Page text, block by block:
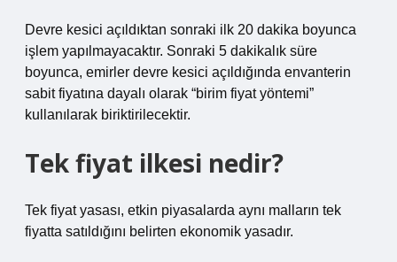
Devre kesici açıldıktan sonraki ilk 20 dakika boyunca
işlem yapılmayacaktır. Sonraki 5 dakikalık süre
boyunca, emirler devre kesici açıldığında envanterin
sabit fiyatına dayalı olarak “birim fiyat yöntemi”
kullanılarak biriktirilecektir.
Tek fiyat ilkesi nedir?
Tek fiyat yasası, etkin piyasalarda aynı malların tek
fiyatta satıldığını belirten ekonomik yasadır.